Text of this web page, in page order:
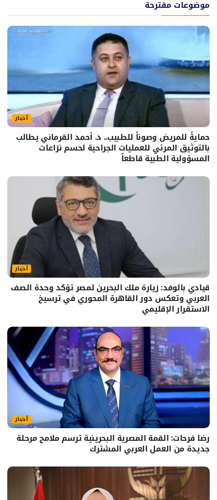
موضوعات مقترحة
أخبار
حمايةً للمريض وصوناً للطبيب.. د. أحمد القرماني يطالب
بالتوثيق المرئي للعمليات الجراحية لحسم نزاعات
المسؤولية الطبية قاطعاً
أخبار
قيادي بالوفد: زيارة ملك البحرين لمصر تؤكد وحدة الصف
العربي وتعكس دور القاهرة المحوري في ترسيخ
الاستقرار الإقليمي
أخبار
رضا فرحات: القمة المصرية البحرينية ترسم ملامح مرحلة
جديدة من العمل العربي المشترك